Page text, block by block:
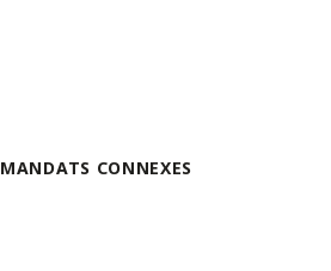
MANDATS CONNEXES